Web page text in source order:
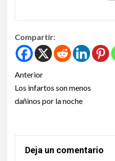
Compartir:
Anterior
Los infartos son menos
dañinos por la noche
Deja un comentario